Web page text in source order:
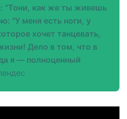
"Тони, как же ты живешь
"У меня есть ноги, у
хочет танцевать,
Дело в том, что в
я — полноценный